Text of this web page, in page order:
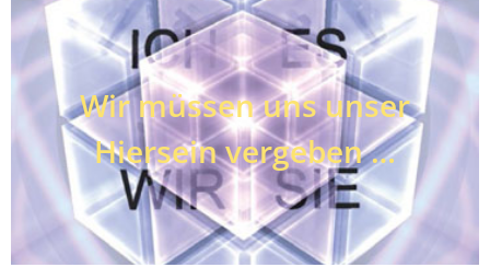
Wir müssen uns unser
Hiersein vergeben …